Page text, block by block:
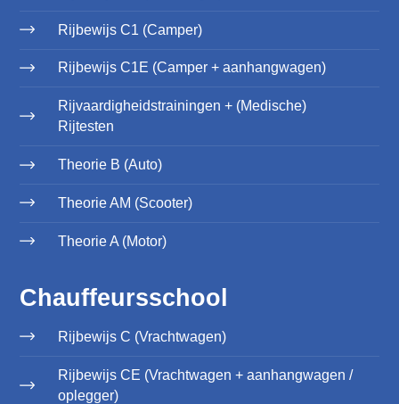
Rijbewijs C1 (Camper)
Rijbewijs C1E (Camper + aanhangwagen)
Rijvaardigheidstrainingen + (Medische)
Rijtesten
Theorie B (Auto)
Theorie AM (Scooter)
Theorie A (Motor)
Chauffeursschool
Rijbewijs C (Vrachtwagen)
Rijbewijs CE (Vrachtwagen + aanhangwagen /
oplegger)